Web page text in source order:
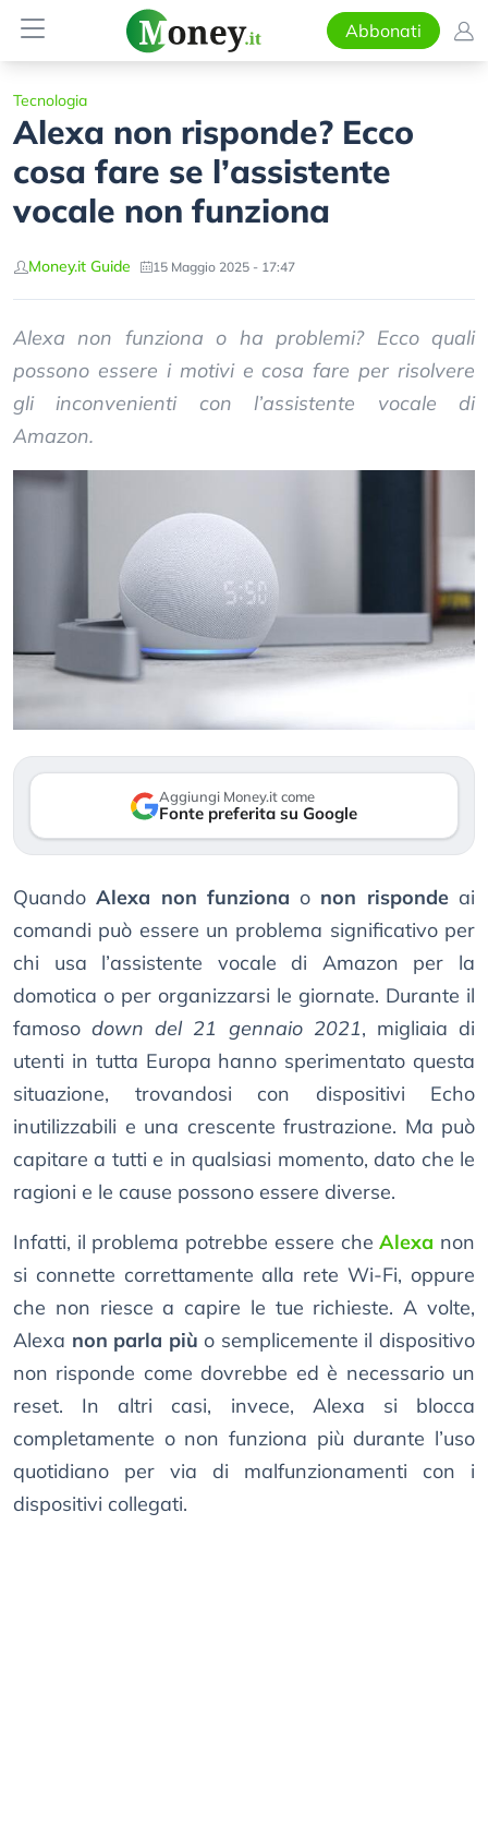
Abbonati
Tecnologia
Alexa non risponde? Ecco
cosa fare se l’assistente
vocale non funziona
Money.it Guide 15 Maggio 2025 - 17:47
Alexa non funziona o ha problemi? Ecco quali
possono essere i motivi e cosa fare per risolvere
gli inconvenienti con l’assistente vocale di
Amazon.
Aggiungi Money.it come
Fonte preferita su Google
QuandoAlexa non funziona o non rispondeai
comandi può essere un problema significativo per
chi usa l’assistente vocale di Amazon per la
domotica o per organizzarsi le giornate. Durante il
famosodown del 21 gennaio 2021, migliaia di
utenti in tutta Europa hanno sperimentato questa
situazione, trovandosi con dispositivi Echo
inutilizzabili e una crescente frustrazione. Ma può
capitare a tutti e in qualsiasi momento, dato che le
ragioni e le cause possono essere diverse.
Infatti, il problema potrebbe essere cheAlexa non
si connette correttamente alla rete Wi-Fi, oppure
che non riesce a capire le tue richieste. A volte,
Alexa non parla più o semplicemente il dispositivo
non risponde come dovrebbe ed è necessario un
reset. In altri casi, invece, Alexa si blocca
completamente o non funziona più durante l’uso
quotidiano per via di malfunzionamenti con i
dispositivi collegati.